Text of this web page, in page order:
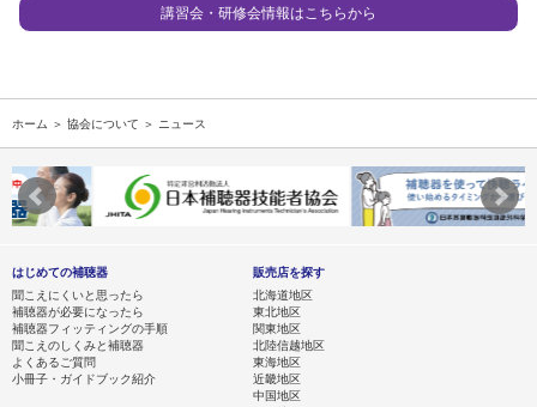
講習会・研修会情報はこちらから
ホーム ＞ 協会について ＞ ニュース
はじめての補聴器
聞こえにくいと思ったら
補聴器が必要になったら
補聴器フィッティングの手順
聞こえのしくみと補聴器
よくあるご質問
小冊子・ガイドブック紹介
販売店を探す
北海道地区
東北地区
関東地区
北陸信越地区
東海地区
近畿地区
中国地区